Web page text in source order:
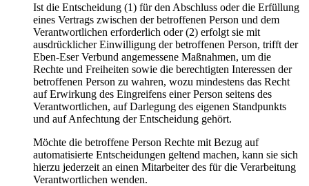
Ist die Entscheidung (1) für den Abschluss oder die Erfüllung
eines Vertrags zwischen der betroffenen Person und dem
Verantwortlichen erforderlich oder (2) erfolgt sie mit
ausdrücklicher Einwilligung der betroffenen Person, trifft der
Eben-Eser Verbund angemessene Maßnahmen, um die
Rechte und Freiheiten sowie die berechtigten Interessen der
betroffenen Person zu wahren, wozu mindestens das Recht
auf Erwirkung des Eingreifens einer Person seitens des
Verantwortlichen, auf Darlegung des eigenen Standpunkts
und auf Anfechtung der Entscheidung gehört.
Möchte die betroffene Person Rechte mit Bezug auf
automatisierte Entscheidungen geltend machen, kann sie sich
hierzu jederzeit an einen Mitarbeiter des für die Verarbeitung
Verantwortlichen wenden.